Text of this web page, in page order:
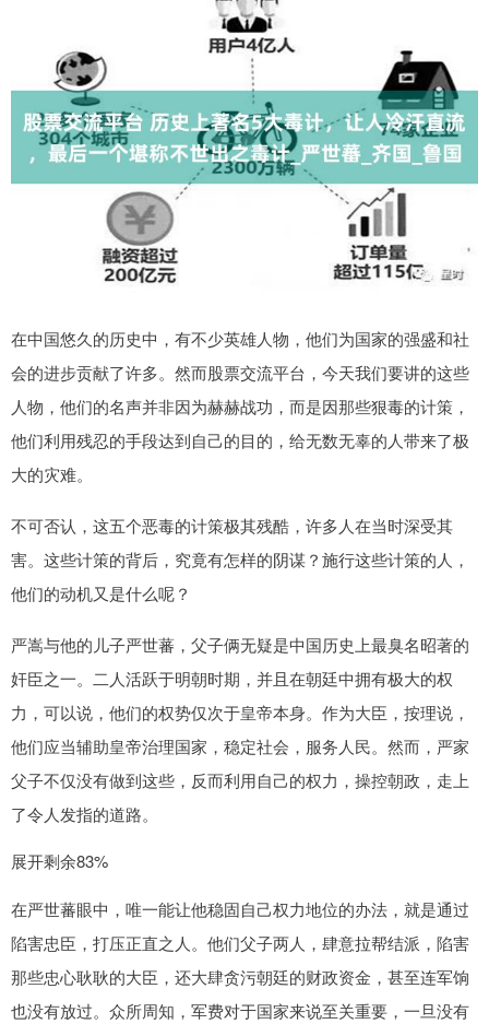
在中国悠久的历史中，有不少英雄人物，他们为国家的强盛和社
会的进步贡献了许多。然而股票交流平台，今天我们要讲的这些
人物，他们的名声并非因为赫赫战功，而是因那些狠毒的计策，
他们利用残忍的手段达到自己的目的，给无数无辜的人带来了极
大的灾难。
不可否认，这五个恶毒的计策极其残酷，许多人在当时深受其
害。这些计策的背后，究竟有怎样的阴谋？施行这些计策的人，
他们的动机又是什么呢？
严嵩与他的儿子严世蕃，父子俩无疑是中国历史上最臭名昭著的
奸臣之一。二人活跃于明朝时期，并且在朝廷中拥有极大的权
力，可以说，他们的权势仅次于皇帝本身。作为大臣，按理说，
他们应当辅助皇帝治理国家，稳定社会，服务人民。然而，严家
父子不仅没有做到这些，反而利用自己的权力，操控朝政，走上
了令人发指的道路。
展开剩余83%
在严世蕃眼中，唯一能让他稳固自己权力地位的办法，就是通过
陷害忠臣，打压正直之人。他们父子两人，肆意拉帮结派，陷害
那些忠心耿耿的大臣，还大肆贪污朝廷的财政资金，甚至连军饷
也没有放过。众所周知，军费对于国家来说至关重要，一旦没有